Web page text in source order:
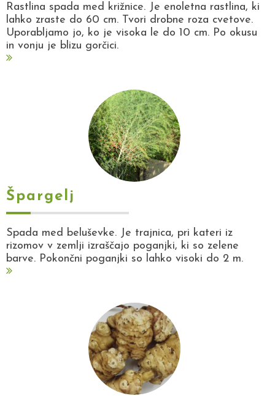
Rastlina spada med križnice. Je enoletna rastlina, ki
lahko zraste do 60 cm. Tvori drobne roza cvetove.
Uporabljamo jo, ko je visoka le do 10 cm. Po okusu
in vonju je blizu gorčici.
Špargelj
Spada med beluševke. Je trajnica, pri kateri iz
rizomov v zemlji izraščajo poganjki, ki so zelene
barve. Pokončni poganjki so lahko visoki do 2 m.